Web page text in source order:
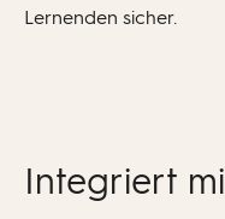
Lernenden sicher.
Integriert